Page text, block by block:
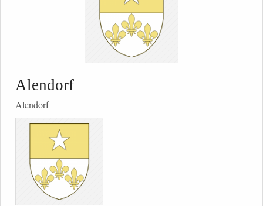
Alendorf
Alendorf